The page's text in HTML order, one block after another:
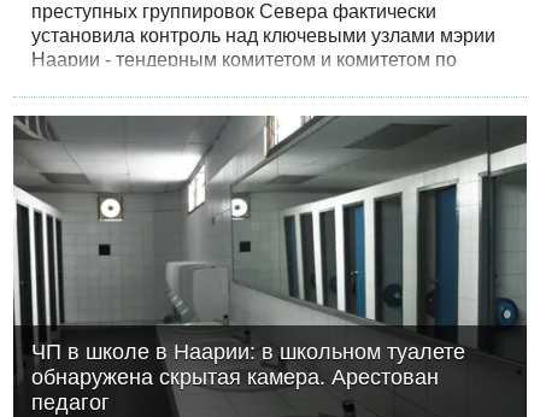
преступных группировок Севера фактически
установила контроль над ключевыми узлами мэрии
Наарии - тендерным комитетом и комитетом по
ЧП в школе в Наарии: в школьном туалете
обнаружена скрытая камера. Арестован
педагог